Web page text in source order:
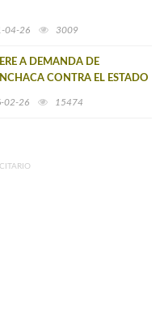
04-26 3009
A DEMANDA DE
CONTRA EL ESTADO
02-26 15474